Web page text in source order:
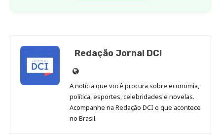
Redação Jornal DCI
Site
de
Redação
Jornal
DCI
A notícia que você procura sobre economia,
política, esportes, celebridades e novelas.
Acompanhe na Redação DCI o que acontece
no Brasil.